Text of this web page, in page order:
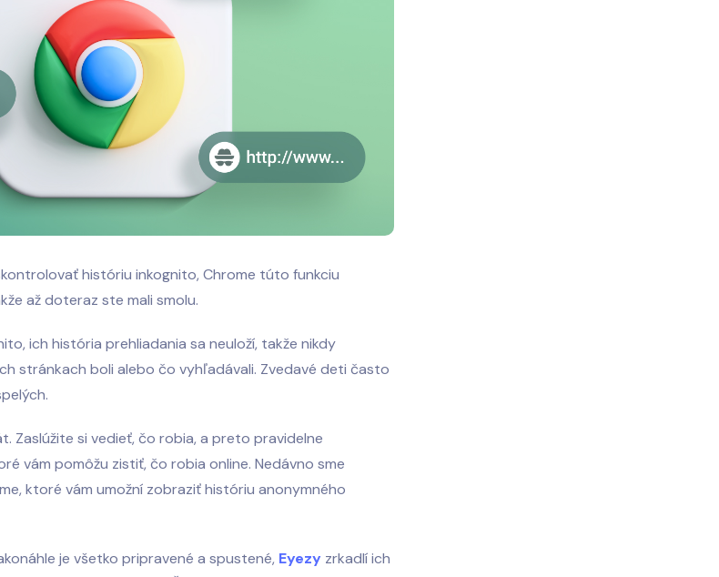
históriu inkognito, Chrome túto funkciu
až doteraz ste mali smolu.
ich história prehliadania sa neuloží, takže nikdy
stránkach boli alebo čo vyhľadávali. Zvedavé deti často
Zaslúžite si vedieť, čo robia, a preto pravidelne
vám pomôžu zistiť, čo robia online. Nedávno sme
ktoré vám umožní zobraziť históriu anonymného
je všetko pripravené a spustené, Eyezy zrkadlí ich